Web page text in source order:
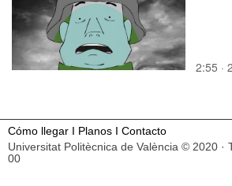
2:55 ·
Cómo llegar I Planos I Contacto
Universitat Politècnica de València © 2020 ·
00